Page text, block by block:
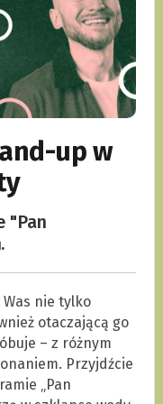
up w
"Pan
nie tylko
otaczającą go
– z różnym
Przyjdźcie
„Pan